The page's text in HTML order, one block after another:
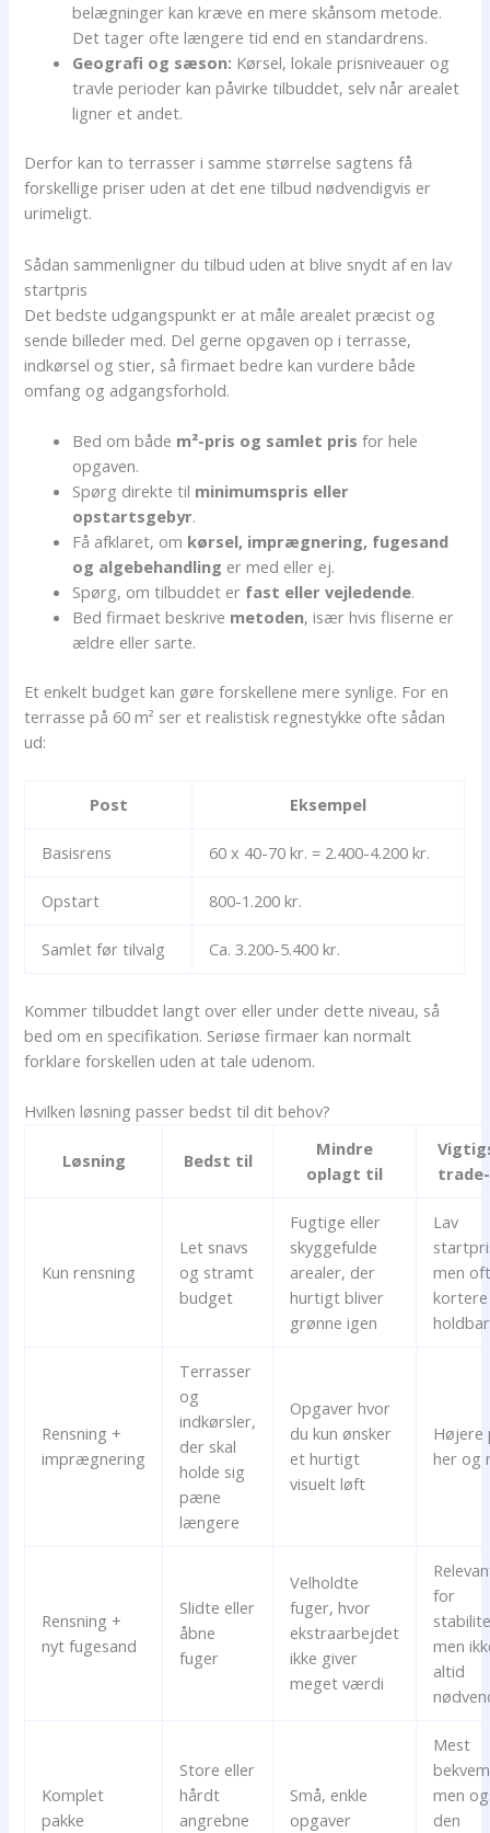
belægninger kan kræve en mere skånsom metode.
Det tager ofte længere tid end en standardrens.
Geografi og sæson: Kørsel, lokale prisniveauer og
travle perioder kan påvirke tilbuddet, selv når arealet
ligner et andet.
Derfor kan to terrasser i samme størrelse sagtens få
forskellige priser uden at det ene tilbud nødvendigvis er
urimeligt.
Sådan sammenligner du tilbud uden at blive snydt af en lav
startpris
Det bedste udgangspunkt er at måle arealet præcist og
sende billeder med. Del gerne opgaven op i terrasse,
indkørsel og stier, så firmaet bedre kan vurdere både
omfang og adgangsforhold.
Bed om både m²-pris og samlet pris for hele
opgaven.
Spørg direkte til minimumspris eller
opstartsgebyr.
Få afklaret, om kørsel, imprægnering, fugesand
og algebehandling er med eller ej.
Spørg, om tilbuddet er fast eller vejledende.
Bed firmaet beskrive metoden, især hvis fliserne er
ældre eller sarte.
Et enkelt budget kan gøre forskellene mere synlige. For en
terrasse på 60 m² ser et realistisk regnestykke ofte sådan
ud:
Post Eksempel
Basisrens 60 x 40-70 kr. = 2.400-4.200 kr.
Opstart 800-1.200 kr.
Samlet før tilvalg Ca. 3.200-5.400 kr.
Kommer tilbuddet langt over eller under dette niveau, så
bed om en specifikation. Seriøse firmaer kan normalt
forklare forskellen uden at tale udenom.
Hvilken løsning passer bedst til dit behov?
Løsning Bedst til
Mindre
oplagt til
Kun rensning
Let snavs
og stramt
budget
Fugtige eller
skyggefulde
arealer, der
hurtigt bliver
grønne igen
Lav
men
kortere
Rensning +
imprægnering
Terrasser
og
indkørsler,
der skal
holde sig
pæne
længere
Opgaver hvor
du kun ønsker
et hurtigt
visuelt løft
Højere
her og
Rensning +
nyt fugesand
Slidte eller
åbne
fuger
Velholdte
fuger, hvor
ekstraarbejdet
ikke giver
meget værdi
for
men
altid
Komplet
pakke
Store eller
hårdt
angrebne
Små, enkle
opgaver
Mest
men
den